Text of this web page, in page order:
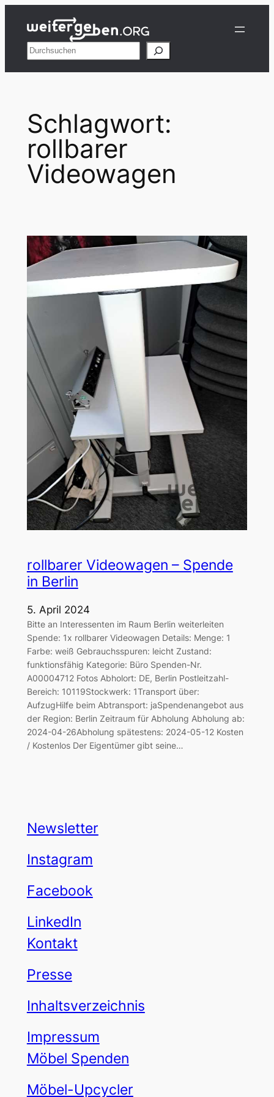
Inhalt
springenSuchen
Schlagwort:
rollbarer
Videowagen
rollbarer Videowagen – Spende
in Berlin
5. April 2024
Bitte an Interessenten im Raum Berlin weiterleiten
Spende: 1x rollbarer Videowagen Details: Menge: 1
Farbe: weiß Gebrauchsspuren: leicht Zustand:
funktionsfähig Kategorie: Büro Spenden-Nr.
A00004712 Fotos Abholort: DE, Berlin Postleitzahl-
Bereich: 10119Stockwerk: 1Transport über:
AufzugHilfe beim Abtransport: jaSpendenangebot aus
der Region: Berlin Zeitraum für Abholung Abholung ab:
2024-04-26Abholung spätestens: 2024-05-12 Kosten
/ Kostenlos Der Eigentümer gibt seine…
Newsletter
Instagram
Facebook
LinkedIn
Kontakt
Presse
Inhaltsverzeichnis
Impressum
Möbel Spenden
Möbel-Upcycler